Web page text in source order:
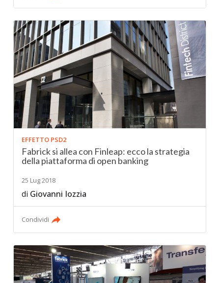
EFFETTO PSD2
Fabrick si allea con Finleap: ecco la strategia
della piattaforma di open banking
25 Lug 2018
di Giovanni Iozzia
Condividi